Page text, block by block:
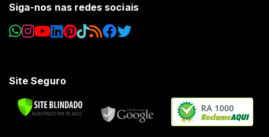
Siga-nos nas redes sociais
Site Seguro
RA 1000